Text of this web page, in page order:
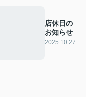
店休日の
お知らせ
2025.10.27